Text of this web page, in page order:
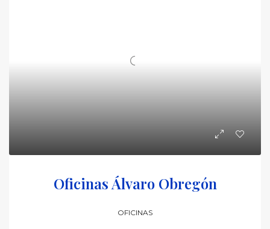
Oficinas Álvaro Obregón
OFICINAS